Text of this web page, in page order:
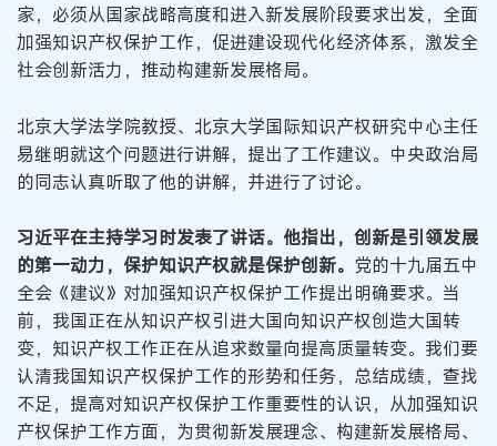
家，必须从国家战略高度和进入新发展阶段要求出发，全面
加强知识产权保护工作，促进建设现代化经济体系，激发全
社会创新活力，推动构建新发展格局。
北京大学法学院教授、北京大学国际知识产权研究中心主任
易继明就这个问题进行讲解，提出了工作建议。中央政治局
的同志认真听取了他的讲解，并进行了讨论。
习近平在主持学习时发表了讲话。他指出，创新是引领发展
的第一动力，保护知识产权就是保护创新。 党的十九届五中
全会《建议》对加强知识产权保护工作提出明确要求。当
前，我国正在从知识产权引进大国向知识产权创造大国转
变，知识产权工作正在从追求数量向提高质量转变。我们要
认清我国知识产权保护工作的形势和任务，总结成绩，查找
不足，提高对知识产权保护工作重要性的认识，从加强知识
产权保护工作方面，为贯彻新发展理念、构建新发展格局、